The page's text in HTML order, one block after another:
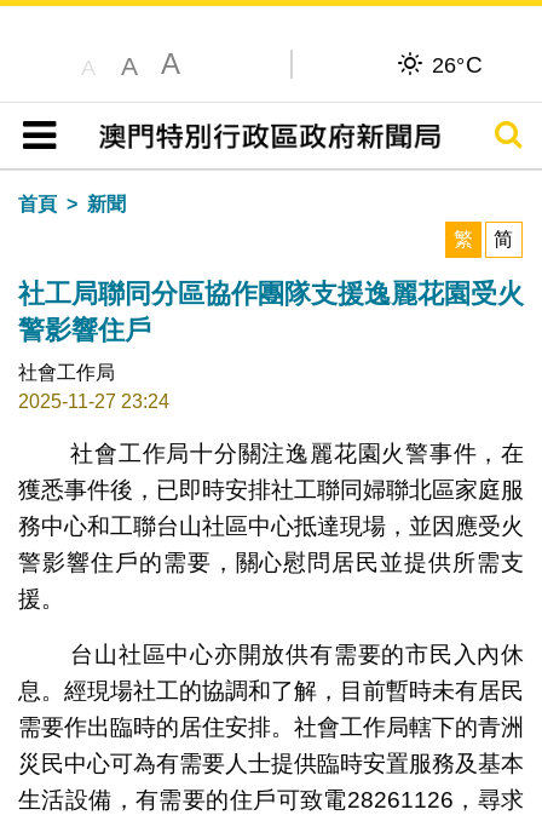
A A A 26°C
目錄
搜尋
首頁
新聞
繁
简
社工局聯同分區協作團隊支援逸麗花園受火
警影響住戶
社會工作局
2025-11-27 23:24
社會工作局十分關注逸麗花園火警事件，在
獲悉事件後，已即時安排社工聯同婦聯北區家庭服
務中心和工聯台山社區中心抵達現場，並因應受火
警影響住戶的需要，關心慰問居民並提供所需支
援。
台山社區中心亦開放供有需要的市民入內休
息。經現場社工的協調和了解，目前暫時未有居民
需要作出臨時的居住安排。社會工作局轄下的青洲
災民中心可為有需要人士提供臨時安置服務及基本
生活設備，有需要的住戶可致電28261126，尋求